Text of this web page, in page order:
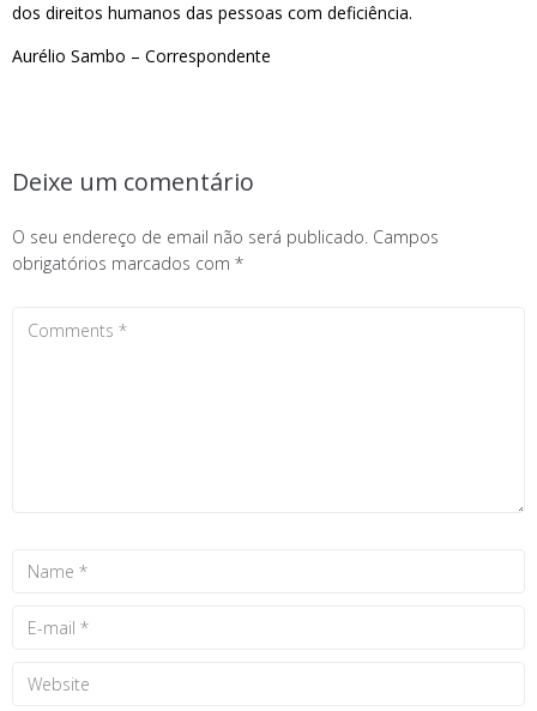
dos direitos humanos das pessoas com deficiência.
Aurélio Sambo – Correspondente
Deixe um comentário
O seu endereço de email não será publicado. Campos
obrigatórios marcados com *